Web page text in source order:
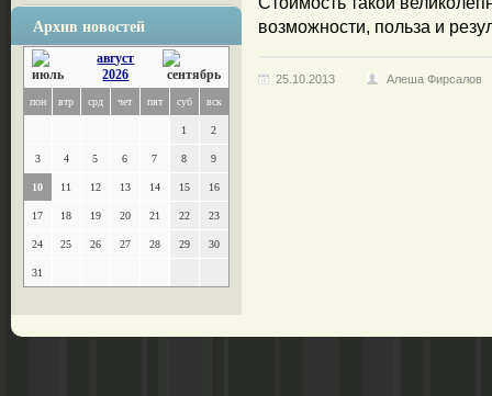
Архив новостей
август
2026
пон втр срд чет пят суб вск
1 2
3 4 5 6 7 8 9
10 11 12 13 14 15 16
17 18 19 20 21 22 23
24 25 26 27 28 29 30
31
возможности, польза и
25.10.2013 Алеша Фирсалов